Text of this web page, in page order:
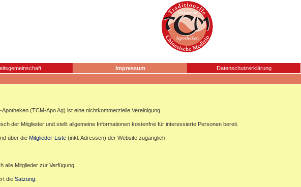
Impressum Datenschutzerklärung
(TCM-Apo Ag) ist eine nichtkommerzielle Vereinigung.
der Mitglieder und stellt allgemeine Informationen kostenfrei für interessierte Personen bereit.
über die Mitglieder-Liste (inkl. Adressen) der Website zugänglich.
alle Mitglieder zur Verfügung.
die Satzung